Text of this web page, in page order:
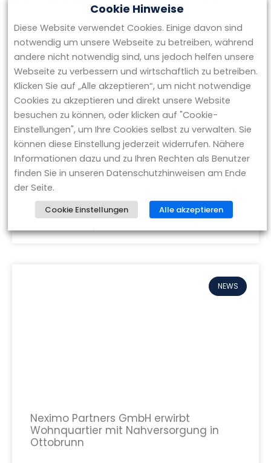
BGA Invest erhält Mandat zum Verkauf
von Centro Tesoro und Hatrium
Grünwald, 25. November 2025 – Die
Transaktionsberatung BGA Invest hat von
Insolvenzverwalter Rolf Pohlmann von der
Kanzlei Pohlmann Hofmann das Mandat zur
Verwertung von zwei
WEITERLESEN »
NOVEMBER 25, 2025
NEWS
Neximo Partners GmbH erwirbt
Wohnquartier mit Nahversorgung in
Ottobrunn
Cookie Hinweise
Diese Website verwendet Cookies. Einige davon sind
notwendig um unsere Webseite zu betreiben, während
andere nicht notwendig sind, uns jedoch helfen unsere
Webseite zu verbessern und wirtschaftlich zu betreiben.
Klicken Sie auf „Alle akzeptieren“, um nicht notwendige
Cookies zu akzeptieren und direkt unsere Website
besuchen zu können, oder klicken auf "Cookie-
Einstellungen", um Ihre Cookies selbst zu verwalten. Sie
können diese Einstellung jederzeit widerrufen. Nähere
Informationen dazu und zu Ihren Rechten als Benutzer
finden Sie in unseren Datenschutzhinweisen am Ende
der Seite.
Cookie Einstellungen Alle akzeptieren